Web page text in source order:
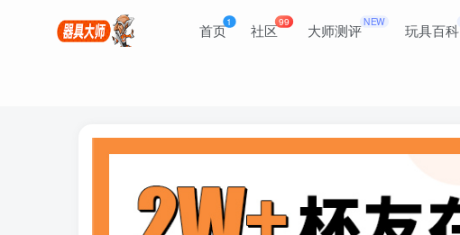
首页1 社区99 大师测评NEW 玩具百科